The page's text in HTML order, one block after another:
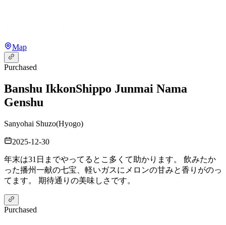
Map
Purchased
Banshu IkkonShippo Junmai Nama
Genshu
Sanyohai Shuzo(Hyogo)
2025-12-30
年末は31日までやってるとこ多くて助かります。 飲みたか
った播州一献の七宝、軽いガスにメロンの甘みと香りがのっ
てます。 期待通りの美味しさです。
Purchased